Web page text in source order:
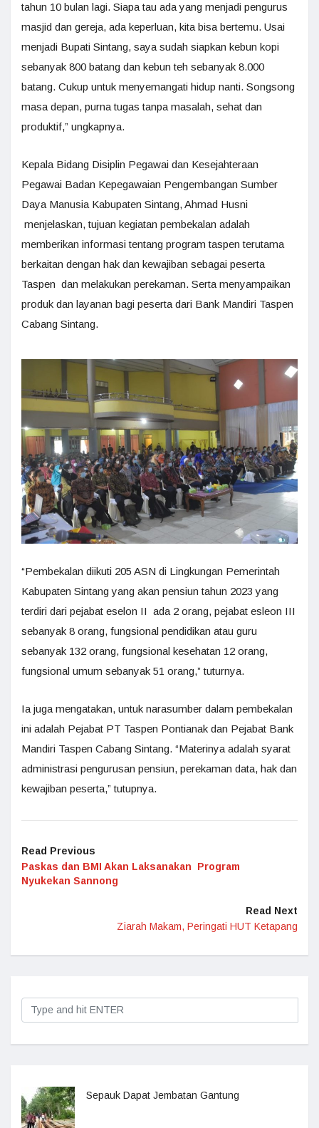
tahun 10 bulan lagi. Siapa tau ada yang menjadi pengurus
masjid dan gereja, ada keperluan, kita bisa bertemu. Usai
menjadi Bupati Sintang, saya sudah siapkan kebun kopi
sebanyak 800 batang dan kebun teh sebanyak 8.000
batang. Cukup untuk menyemangati hidup nanti. Songsong
masa depan, purna tugas tanpa masalah, sehat dan
produktif,” ungkapnya.
Kepala Bidang Disiplin Pegawai dan Kesejahteraan
Pegawai Badan Kepegawaian Pengembangan Sumber
Daya Manusia Kabupaten Sintang, Ahmad Husni
menjelaskan, tujuan kegiatan pembekalan adalah
memberikan informasi tentang program taspen terutama
berkaitan dengan hak dan kewajiban sebagai peserta
Taspen dan melakukan perekaman. Serta menyampaikan
produk dan layanan bagi peserta dari Bank Mandiri Taspen
Cabang Sintang.
“Pembekalan diikuti 205 ASN di Lingkungan Pemerintah
Kabupaten Sintang yang akan pensiun tahun 2023 yang
terdiri dari pejabat eselon II ada 2 orang, pejabat esleon III
sebanyak 8 orang, fungsional pendidikan atau guru
sebanyak 132 orang, fungsional kesehatan 12 orang,
fungsional umum sebanyak 51 orang,” tuturnya.
Ia juga mengatakan, untuk narasumber dalam pembekalan
ini adalah Pejabat PT Taspen Pontianak dan Pejabat Bank
Mandiri Taspen Cabang Sintang. “Materinya adalah syarat
administrasi pengurusan pensiun, perekaman data, hak dan
kewajiban peserta,” tutupnya.
Read Previous
Paskas dan BMI Akan Laksanakan Program
Nyukekan Sannong
Read Next
Ziarah Makam, Peringati HUT Ketapang
Sepauk Dapat Jembatan Gantung